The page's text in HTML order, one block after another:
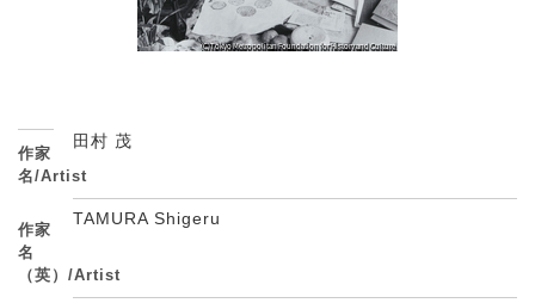
作家
名/Artist
田村 茂
作家
名
（英）/Artist
TAMURA Shigeru